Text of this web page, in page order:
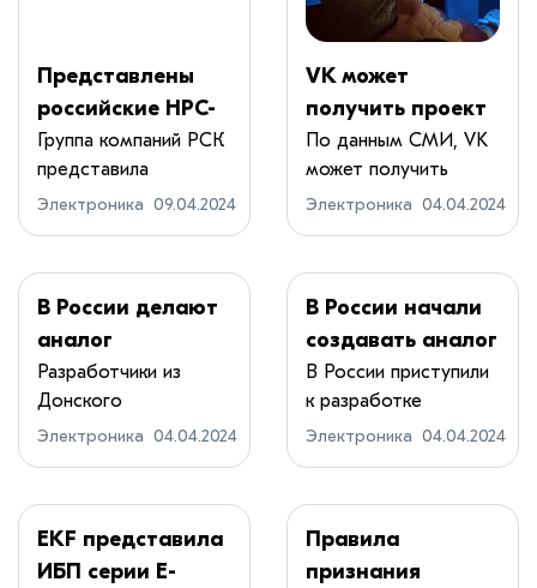
Представлены
российские HPC-
узлы «РСК
Экзастрим ИИ» с
восемью
ускорителями и
фирменной СЖО
Группа компаний РСК
представила
модульное решение
Электроника 09.04.2024
VK может
получить проект
на создание
отечественной
консоли
По данным СМИ, VK
может получить
проект на создани...
Электроника 04.04.2024
В России делают
аналог
PlayStation: уже
готов прототип и
названа цена
PlaySpace
Разработчики из
Донского
государственного
Электроника 04.04.2024
В России начали
создавать аналог
PlayStation
В России приступили
к разработке
отечественных игр...
Электроника 04.04.2024
EKF представила
ИБП серии E-
Правила
признания